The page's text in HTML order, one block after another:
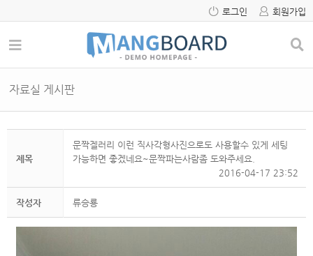
로그인 회원가입
자료실 게시판
제목
문짝겔러리 이런 직사각형사진으로도 사용할수 있게 세팅
가능하면 좋겠네요~문짝파는사람좀 도와주세요.
2016-04-17 23:52
작성자 류승룡